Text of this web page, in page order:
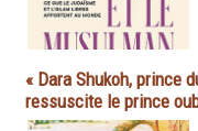
« Dara Shukoh, prince
ressuscite le prince